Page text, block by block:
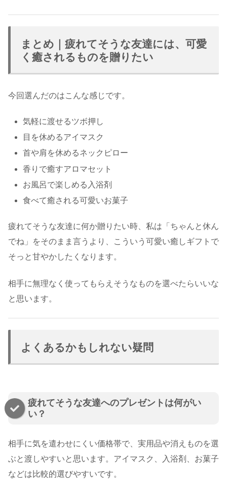
まとめ｜疲れてそうな友達には、可愛
く癒されるものを贈りたい
今回選んだのはこんな感じです。
気軽に渡せるツボ押し
目を休めるアイマスク
首や肩を休めるネックピロー
香りで癒すアロマセット
お風呂で楽しめる入浴剤
食べて癒される可愛いお菓子
疲れてそうな友達に何か贈りたい時、私は「ちゃんと休ん
でね」をそのまま言うより、こういう可愛い癒しギフトで
そっと甘やかしたくなります。
相手に無理なく使ってもらえそうなものを選べたらいいな
と思います。
よくあるかもしれない疑問
疲れてそうな友達へのプレゼントは何がい
い？
相手に気を遣わせにくい価格帯で、実用品や消えものを選
ぶと渡しやすいと思います。アイマスク、入浴剤、お菓子
などは比較的選びやすいです。